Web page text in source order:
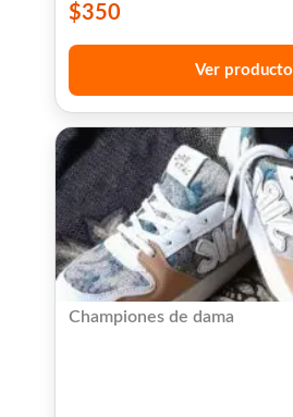
$350
Ver producto
Championes de dama